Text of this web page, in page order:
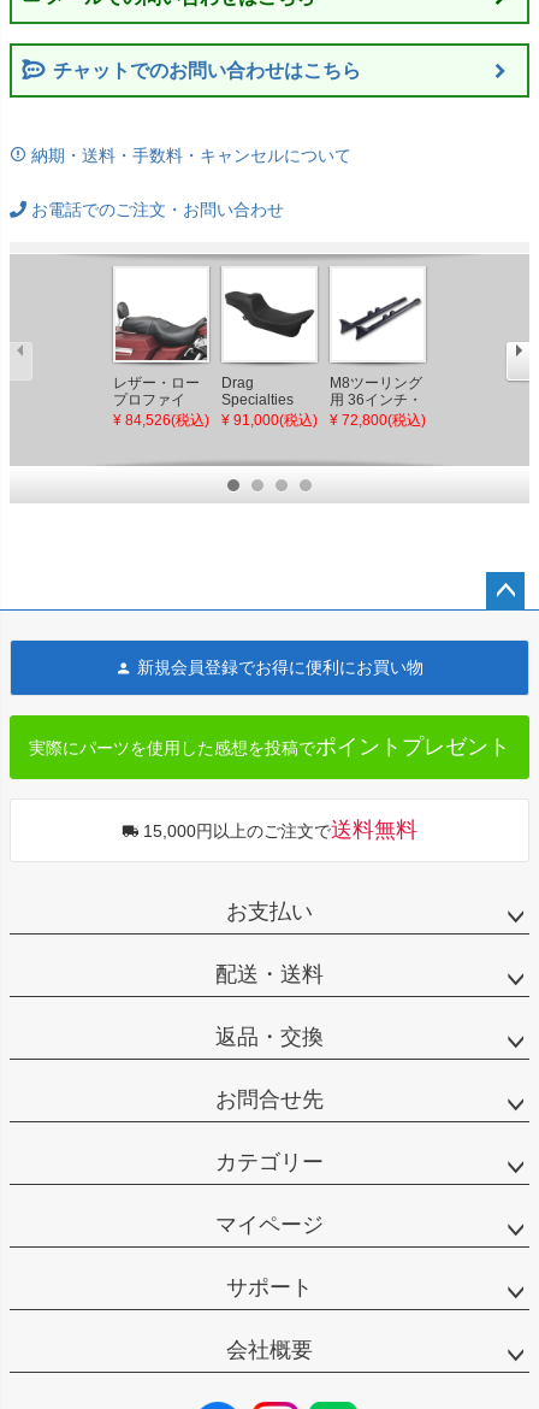
チャットでのお問い合わせはこちら
納期・送料・手数料・キャンセルについて
お電話でのご注文・お問い合わせ
レザー・ロー
プロファイ
ル・バケット
¥ 84,526(税込)
Drag
Specialties
Predator III エ
【ツーリン
グ】
¥ 91,000(税込)
M8ツーリング
用 36インチ・
フィッシュテ
Sharkroad
¥ 72,800(税込)
サイドキック
へ
新規会員登録でお得に便利にお買い物
実際にパーツを使用した感想を投稿でポイントプレゼント
15,000円以上のご注文で送料無料
お支払い
配送・送料
返品・交換
お問合せ先
カテゴリー
マイページ
サポート
会社概要